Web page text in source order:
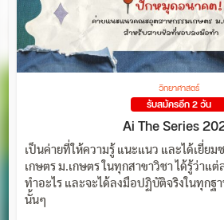
วิทยาศาสตร์
รับสมัครอีก 2 วัน
Ai The Series
เป็นค่ายที่ให้ความรู้ แนะแนว และได้เยี่ย
เกษตร ม.เกษตร ในทุกสาขาวิชา ได้รู้ว่าแต่
ทำอะไร และจะได้ลงมือปฏิบัติจริงในทุกฐ
นั้นๆ